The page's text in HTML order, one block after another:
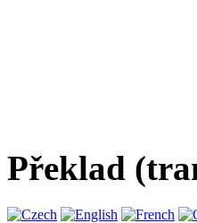
Překlad